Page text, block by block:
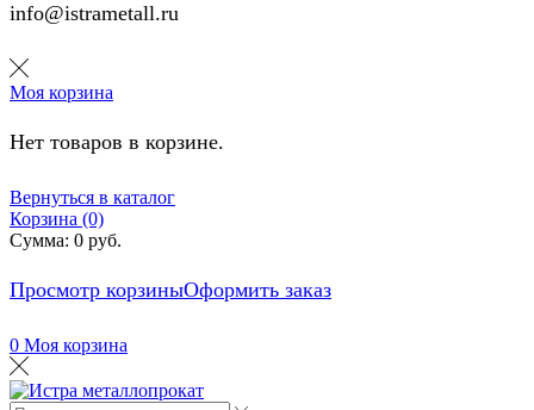
info@istrametall.ru
Моя корзина
Нет товаров в корзине.
Вернуться в каталог
Корзина (0)
Сумма: 0 руб.
Просмотр корзиныОформить заказ
0 Моя корзина